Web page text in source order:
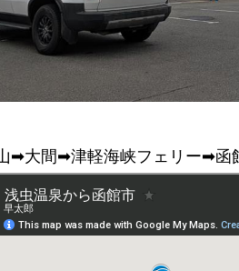
➡大間➡津軽海峡フェリー➡函